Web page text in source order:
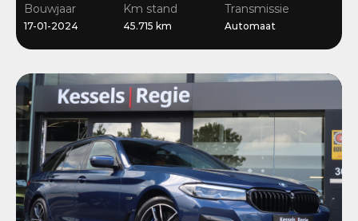
Ambient | Sensoren
Bouwjaar
17-01-2024
Km stand
45.715 km
Transmissie
Automaat